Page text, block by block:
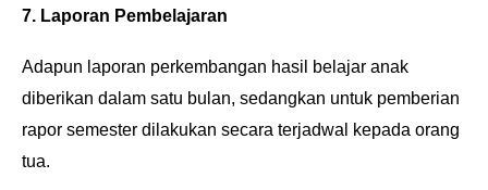
7. Laporan Pembelajaran
Adapun laporan perkembangan hasil belajar anak
diberikan dalam satu bulan, sedangkan untuk pemberian
rapor semester dilakukan secara terjadwal kepada orang
tua.